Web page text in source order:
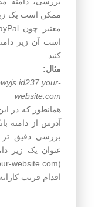
ممکن است یک
است آن زیر
کنید.
مثال:
website.com
همانطور که در
آدرس از دامنه
بررسی دقیق
عنوان یک زیر
اقدام فریب